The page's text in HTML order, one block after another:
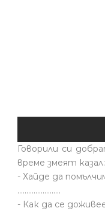
Говорили си
време змеят казал:
- Хайде да
........................
- Как да се